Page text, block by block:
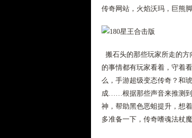
传奇网站，火焰沃玛，巨熊
搬石头的那些玩家所走的
的事情都有玩家看着，守着
么，手游超级变态传奇？和
成……根据那些声音来推测到
神，帮助黑色恶蛆提升，想
多准备一下，传奇嗜魂法杖